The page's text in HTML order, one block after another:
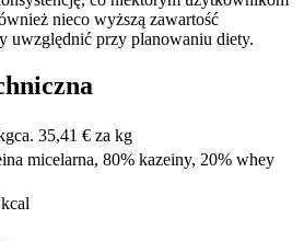
nieco wyższą zawartość
uwzględnić przy planowaniu diety.
35,41 € za kg
micelarna, 80% kazeiny, 20% whey